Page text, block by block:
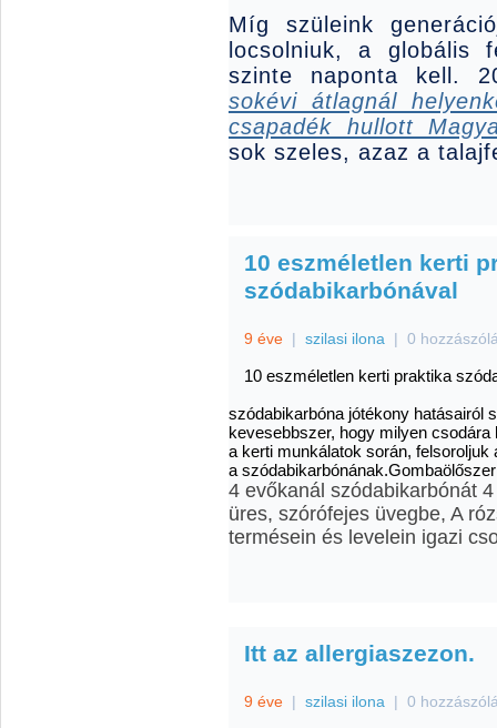
Míg szüleink
locsolniuk, a globális
szinte naponta kell.
sokévi átlagnál
csapadék hullott
sok szeles, azaz a
10 eszméletlen kerti
szódabikarbónával
9 éve | szilasi ilona | 0
10 eszméletlen kerti praktika
szódabikarbóna jótékony hatásairól
kevesebbszer, hogy milyen
a kerti munkálatok során,
a szódabikarbónának.Gombaölőszer
4 evőkanál szódabikarbónát
üres, szórófejes üvegbe, A
termésein és levelein igazi
Itt az allergiaszezon.
9 éve | szilasi ilona | 0